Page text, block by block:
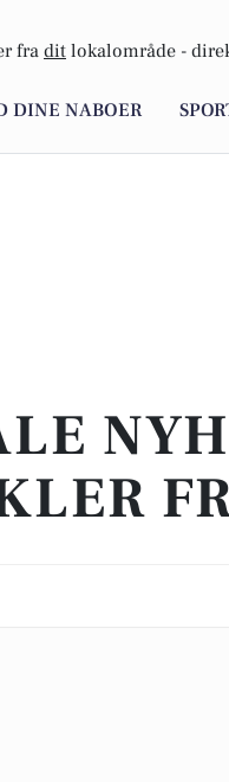
fra dit lokalområde -
DINE NABOER